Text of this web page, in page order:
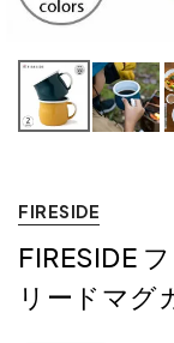
FIRESIDE
FIRESIDE
リードマグ